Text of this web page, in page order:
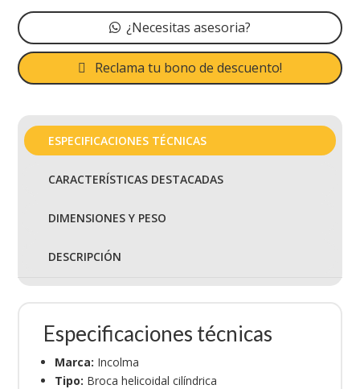
¿Necesitas asesoria?
Reclama tu bono de descuento!
ESPECIFICACIONES TÉCNICAS
CARACTERÍSTICAS DESTACADAS
DIMENSIONES Y PESO
DESCRIPCIÓN
Especificaciones técnicas
Marca: Incolma
Tipo: Broca helicoidal cilíndrica